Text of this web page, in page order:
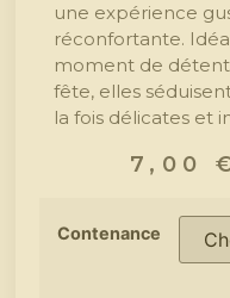
une expérience
réconfortante.
moment de
fête, elles
la fois délicates et
7,00
Contenance